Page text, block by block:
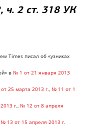
ч. 2 ст. 318 УК
Times писал об «узниках
в № 1 от 21 января 2013
25 марта 2013 г., № 11 от 1
г., № 12 от 8 апреля
№ 13 от 15 апреля 2013 г.